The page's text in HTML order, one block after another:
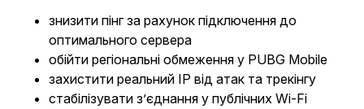
знизити пінг за рахунок підключення до
оптимального сервера
обійти регіональні обмеження у PUBG Mobile
захистити реальний IP від атак та трекінгу
стабілізувати з’єднання у публічних Wi-Fi